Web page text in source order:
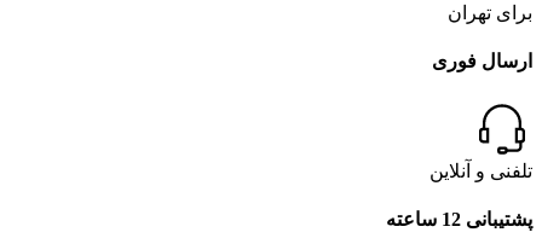
برای تهران
ارسال فوری
تلفنی و آنلاین
پشتیبانی 12 ساعته